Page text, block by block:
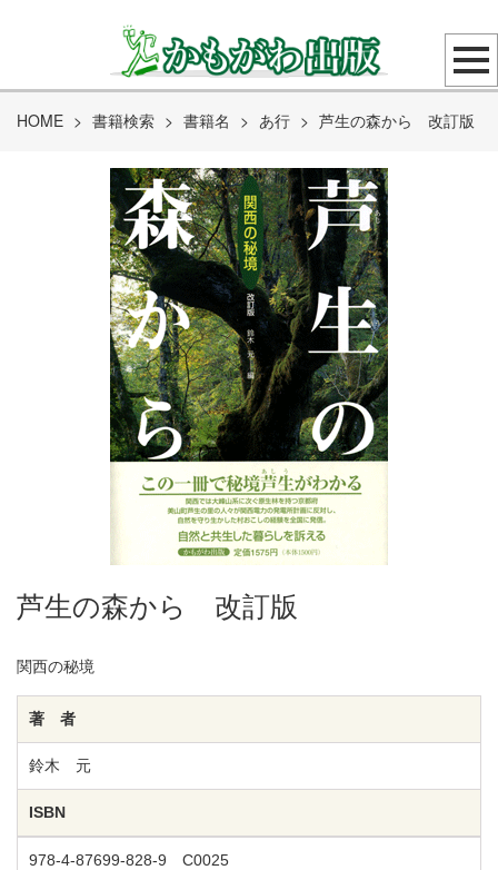
HOME > 書籍検索 > 書籍名 > あ行 > 芦生の森から 改訂版
芦生の森から 改訂版
関西の秘境
著 者
鈴木 元
ISBN
978-4-87699-828-9 C0025